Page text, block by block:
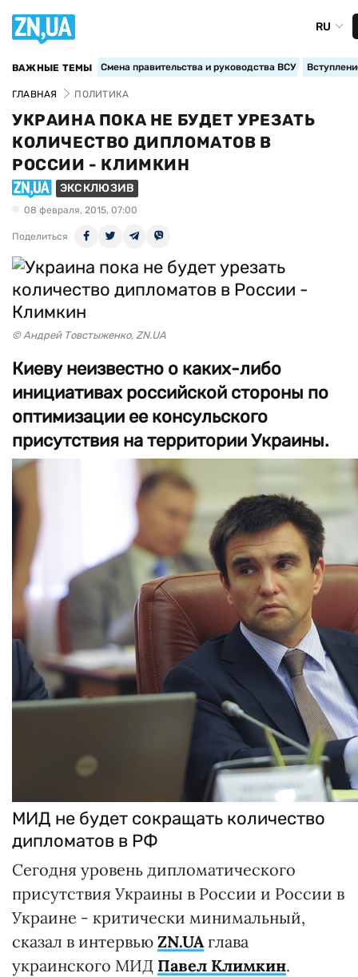
RU
ВАЖНЫЕ ТЕМЫ Смена правительства и руководства ВСУ
ГЛАВНАЯ ПОЛИТИКА
УКРАИНА ПОКА НЕ БУДЕТ УРЕЗАТЬ
КОЛИЧЕСТВО ДИПЛОМАТОВ В
РОССИИ - КЛИМКИН
ЭКСКЛЮЗИВ
08 февраля, 2015, 07:00
Поделиться
© Андрей Товстыженко, ZN.UA
Киеву неизвестно о каких-либо
инициативах российской стороны по
оптимизации ее консульского
присутствия на территории Украины.
МИД не будет сокращать количество
дипломатов в РФ
Сегодня уровень дипломатического
присутствия Украины в России и России в
Украине - критически минимальный,
сказал в интервью ZN.UAглава
украинского МИД Павел Климкин.